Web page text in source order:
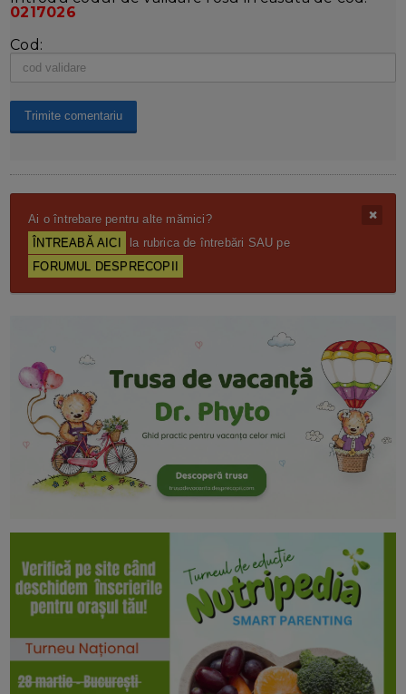
0217026
Cod:
Ai o întrebare pentru alte mămici?
ÎNTREABĂ AICI
la rubrica de întrebări SAU pe
FORUMUL DESPRECOPII